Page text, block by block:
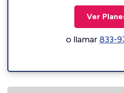
Ver
o llamar833-